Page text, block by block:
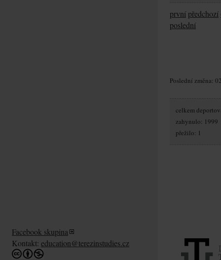
první předchozí
poslední
Poslední změna:
celkem
zahynulo: 1999
přežilo: 1
Facebook skupina
Kontakt: education@terezinstudies.cz